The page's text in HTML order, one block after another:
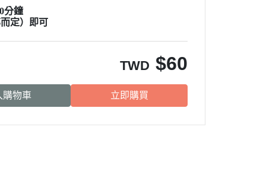
分鐘
定）即可
TWD $60
購物車 立即購買